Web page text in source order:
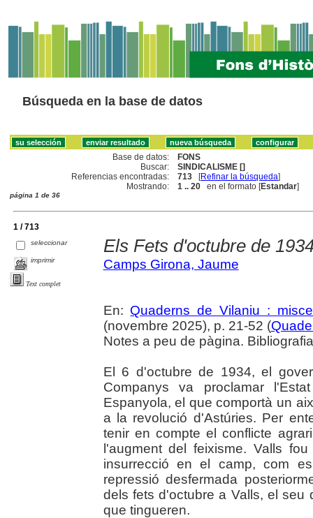
Búsqueda en la base de datos
Base de datos:
FONS
Buscar:
SINDICALISME []
Referencias encontradas:
713 [Refinar la búsqueda]
Mostrando:
1 .. 20 en el formato [Estandar]
página 1 de 36
1 / 713
seleccionar
imprimir
Text complet
Els Fets d'octubre de
Camps Girona, Jaume
En: Quaderns de Vilaniu :
(novembre 2025), p. 21-52 (
Notes a peu de pàgina.
El 6 d'octubre de 1934, el
Companys va proclamar
Espanyola, el que comportà un
a la revolució d'Astúries. Per
tenir en compte el conflicte
l'augment del feixisme. Valls
insurrecció en el camp, com
repressió desfermada
dels fets d'octubre a Valls, el seu
que tingueren.